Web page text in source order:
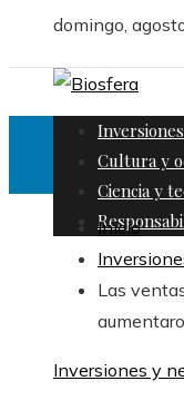
domingo,
Cultura y
Ciencia y
Inicio
Las
Inversiones y